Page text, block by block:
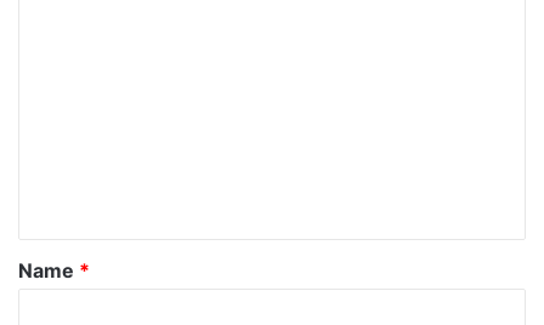
*
Name *